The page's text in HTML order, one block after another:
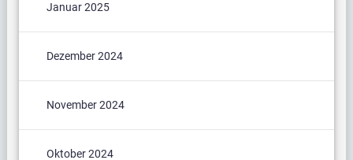
Januar 2025
Dezember 2024
November 2024
Oktober 2024